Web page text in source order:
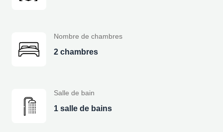
Nombre de chambres
2 chambres
Salle de bain
1 salle de bains